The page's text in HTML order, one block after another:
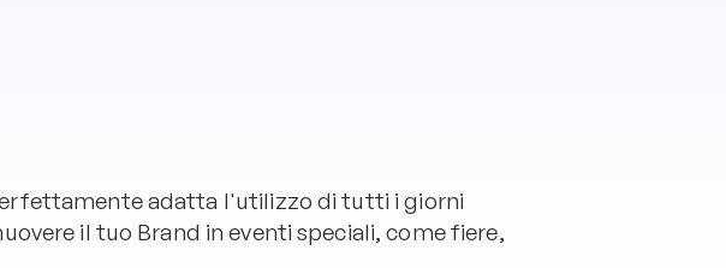
adatta l'utilizzo di tutti i giorni
il tuo Brand in eventi speciali, come fiere,